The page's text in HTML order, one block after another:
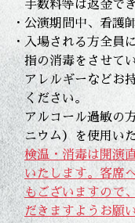
手数料等は返金で
・公演期間中、看護
・入場される方全員
指の消毒をさせて
アレルギーなどお
ください。
アルコール過敏の
ニウム）を使用い
検温・消毒は開演
いたします。客席
もございますので
だきますようお願